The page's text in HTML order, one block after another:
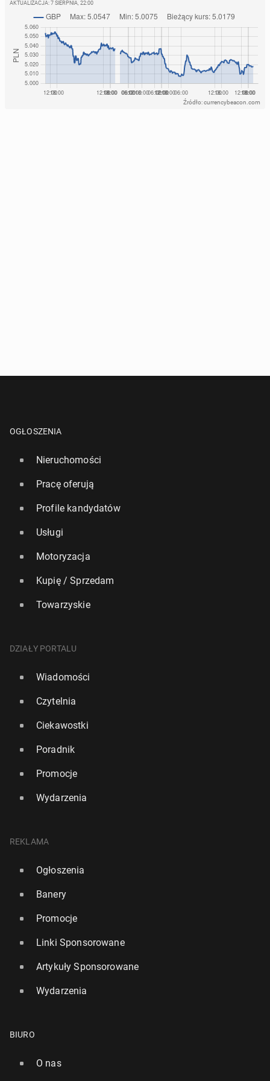
AKTUALIZACJA: 7 SIERPNIA, 22:00
Źródło: currencybeacon.com
OGŁOSZENIA
Nieruchomości
Pracę oferują
Profile kandydatów
Usługi
Motoryzacja
Kupię / Sprzedam
Towarzyskie
DZIAŁY PORTALU
Wiadomości
Czytelnia
Ciekawostki
Poradnik
Promocje
Wydarzenia
REKLAMA
Ogłoszenia
Banery
Promocje
Linki Sponsorowane
Artykuły Sponsorowane
Wydarzenia
BIURO
O nas